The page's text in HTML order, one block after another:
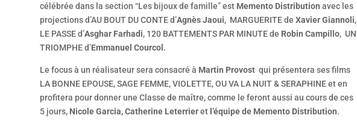
célébrée dans la section “Les bijoux de famille” est Memento Distribution avec les
projections d’AU BOUT DU CONTE d’Agnès Jaoui, MARGUERITE de Xavier Giannoli,
LE PASSE d’Asghar Farhadi, 120 BATTEMENTS PAR MINUTE de Robin Campillo, UN
TRIOMPHE d’Emmanuel Courcol .
Le focus à un réalisateur sera consacré à Martin Provostqui présentera ses films
LA BONNE EPOUSE, SAGE FEMME, VIOLETTE, OU VA LA NUIT & SERAPHINE et en
profitera pour donner une Classe de maître, comme le feront aussi au cours de ces
5 jours, Nicole Garcia,Catherine Leterrieret l’équipe de Memento Distribution.